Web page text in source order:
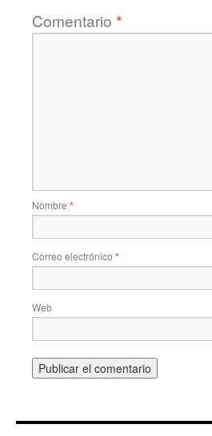
Comentario *
Nombre *
Correo electrónico *
Web